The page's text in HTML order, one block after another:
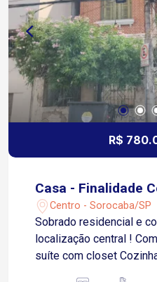
R$
Casa - Finalidade
Centro - Sorocaba/SP
Sobrado residencial e
localização central !
suíte com closet Cozinha com copa Sala de estar